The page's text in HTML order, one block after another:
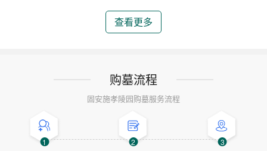
查看更多
购墓流程
固安施孝陵园购墓服务流程
1 2 3